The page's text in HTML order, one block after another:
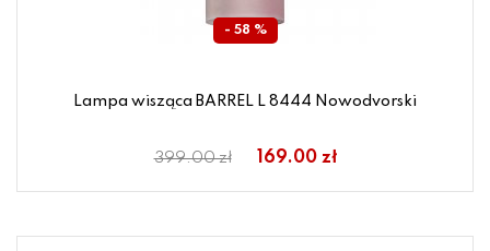
- 58 %
Lampa wisząca BARREL L 8444 Nowodvorski
399.00 zł 169.00 zł